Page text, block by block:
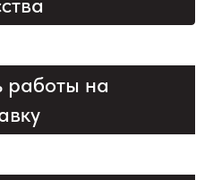
работы на